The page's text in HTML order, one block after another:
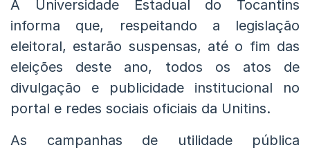
A Universidade Estadual do Tocantins
informa que, respeitando a legislação
eleitoral, estarão suspensas, até o fim das
eleições deste ano, todos os atos de
divulgação e publicidade institucional no
portal e redes sociais oficiais da Unitins.
As campanhas de utilidade pública